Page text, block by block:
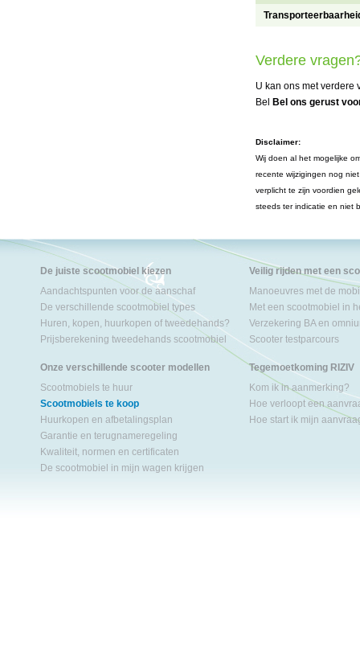
Verdere
U kan ons met verdere
Bel
Bel ons gerust
Disclaimer:
Wij doen al het mogelijke
recente wijzigingen nog
verplicht te zijn voordien
steeds ter indicatie en niet
De juiste scootmobiel kiezen
Aandachtspunten voor de aanschaf
De verschillende scootmobiel types
Huren, kopen, huurkopen of tweedehands?
Prijsberekening tweedehands scootmobiel
Onze verschillende scooter modellen
Scootmobiels te huur
Scootmobiels te koop
Huurkopen en afbetalingsplan
Garantie en terugnameregeling
Kwaliteit, normen en certificaten
De scootmobiel in mijn wagen krijgen
Veilig rijden met een
Manoeuvres met de
Met een scootmobiel in
Verzekering BA en
Scooter testparcours
Tegemoetkoming RIZIV
Kom ik in aanmerking?
Hoe verloopt een
Hoe start ik mijn